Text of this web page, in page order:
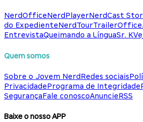
NerdOfficeNerdPlayerNerdCast
do ExpedienteNerdTourTrailerOffice
EntrevistaQueimando a LínguaSr. K
Quem somos
Sobre o Jovem NerdRedes sociais
PrivacidadePrograma de Integridade
SegurançaFale conoscoAnuncieRSS
Baixe o nosso APP